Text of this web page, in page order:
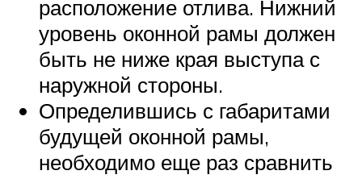
расположение отлива. Нижний
уровень оконной рамы должен
быть не ниже края выступа с
наружной стороны.
Определившись с габаритами
будущей оконной рамы,
необходимо еще раз сравнить